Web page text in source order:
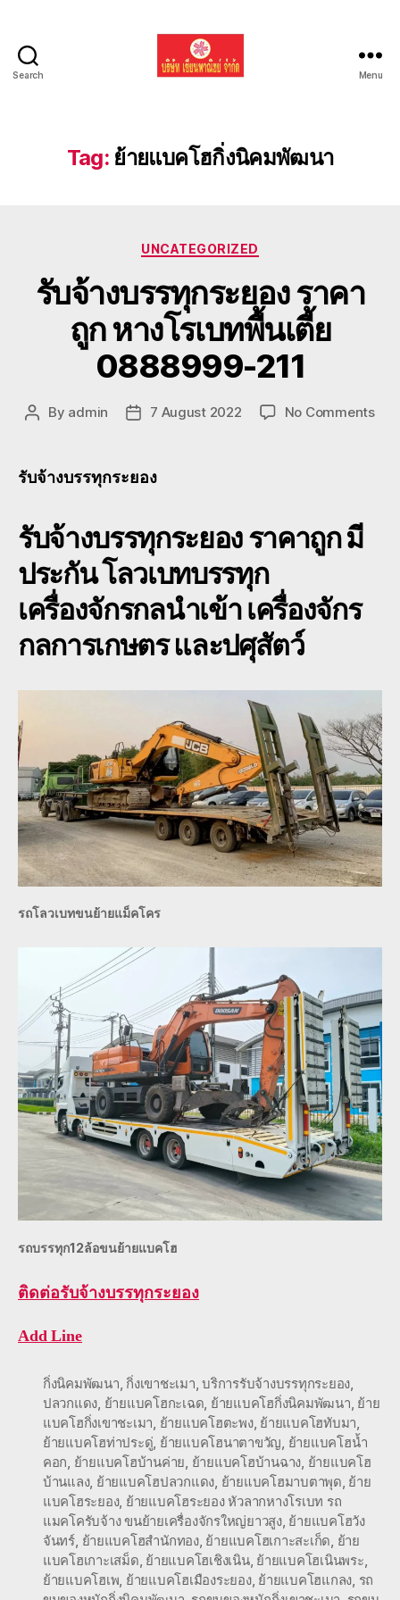
Search
รถ
แบค
Menu
Tag: ย้ายแบคโฮกิ่งนิคมพัฒนา
Categories
UNCATEGORIZED
รับจ้างบรรทุกระยอง ราคา
ถูก หางโรเบทพื้นเตี้ย
0888999-211
Post
By admin
Post7 August 2022 No Commentson
รับจ้างบรรทุกระยอง
รับจ้างบรรทุกระยองราคาถูก มี
ประกัน โลวเบทบรรทุก
เครื่องจักรกลนำเข้า เครื่องจักร
กลการเกษตร และปศุสัตว์
รถโลวเบทขนย้ายแม็คโคร
รถบรรทุก12ล้อขนย้ายแบคโฮ
ติดต่อรับจ้างบรรทุกระยอง
Add Line
กิ่งนิคมพัฒนา, กิ่งเขาชะเมา,บริการรับจ้างบรรทุกระยอง,
ปลวกแดง, ย้ายแบคโฮกะเฉด, ย้ายแบคโฮกิ่งนิคมพัฒนา, ย้าย
แบคโฮกิ่งเขาชะเมา, ย้ายแบคโฮตะพง, ย้ายแบคโฮทับมา,
ย้ายแบคโฮท่าประดู่, ย้ายแบคโฮนาตาขวัญ, ย้ายแบคโฮน้ำ
คอก, ย้ายแบคโฮบ้านค่าย, ย้ายแบคโฮบ้านฉาง, ย้ายแบคโฮ
บ้านแลง, ย้ายแบคโฮปลวกแดง, ย้ายแบคโฮมาบตาพุด, ย้าย
แบคโฮระยอง, ย้ายแบคโฮระยอง หัวลากหางโรเบท รถ
แมคโครับจ้าง ขนย้ายเครื่องจักรใหญ่ยาวสูง, ย้ายแบคโฮวัง
จันทร์, ย้ายแบคโฮสำนักทอง, ย้ายแบคโฮเกาะสะเก็ด, ย้าย
แบคโฮเกาะเสม็ด, ย้ายแบคโฮเชิงเนิน, ย้ายแบคโฮเนินพระ,
ย้ายแบคโฮเพ, ย้ายแบคโฮเมืองระยอง, ย้ายแบคโฮแกลง, รถ